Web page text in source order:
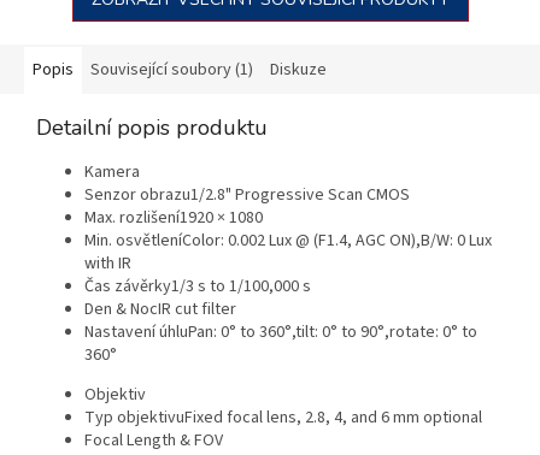
Popis Související soubory (1) Diskuze
Detailní popis produktu
Kamera
Senzor obrazu1/2.8" Progressive Scan CMOS
Max. rozlišení1920 × 1080
Min. osvětleníColor: 0.002 Lux @ (F1.4, AGC ON),B/W: 0 Lux
with IR
Čas závěrky1/3 s to 1/100,000 s
Den & NocIR cut filter
Nastavení úhluPan: 0° to 360°,tilt: 0° to 90°,rotate: 0° to
360°
Objektiv
Typ objektivuFixed focal lens, 2.8, 4, and 6 mm optional
Focal Length & FOV